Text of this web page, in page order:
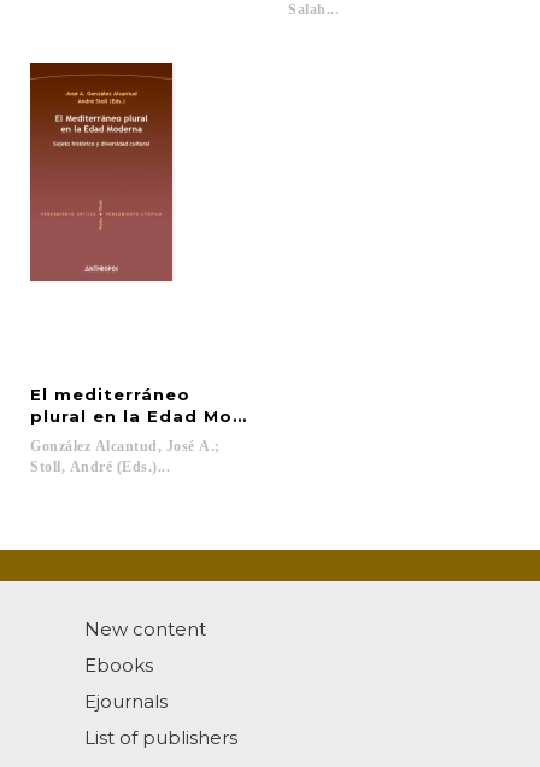
Salah...
El mediterráneo
plural en la Edad Moderna
González Alcantud, José A.;
Stoll, André (Eds.)...
New content
Ebooks
Ejournals
List of publishers